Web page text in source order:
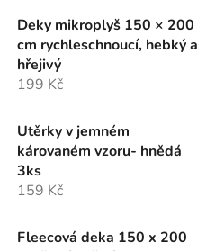
Deky mikroplyš 150 × 200
cm rychleschnoucí, hebký a
hřejivý
199 Kč
Utěrky v jemném
károvaném vzoru- hnědá
3ks
159 Kč
Fleecová deka 150 x 200